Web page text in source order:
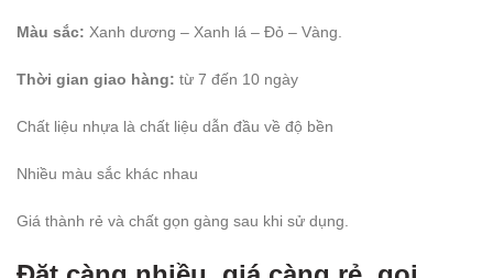
Màu sắc: Xanh dương – Xanh lá – Đỏ – Vàng.
Thời gian giao hàng: từ 7 đến 10 ngày
Chất liệu nhựa là chất liệu dẫn đầu về độ bền
Nhiều màu sắc khác nhau
Giá thành rẻ và chất gọn gàng sau khi sử dụng.